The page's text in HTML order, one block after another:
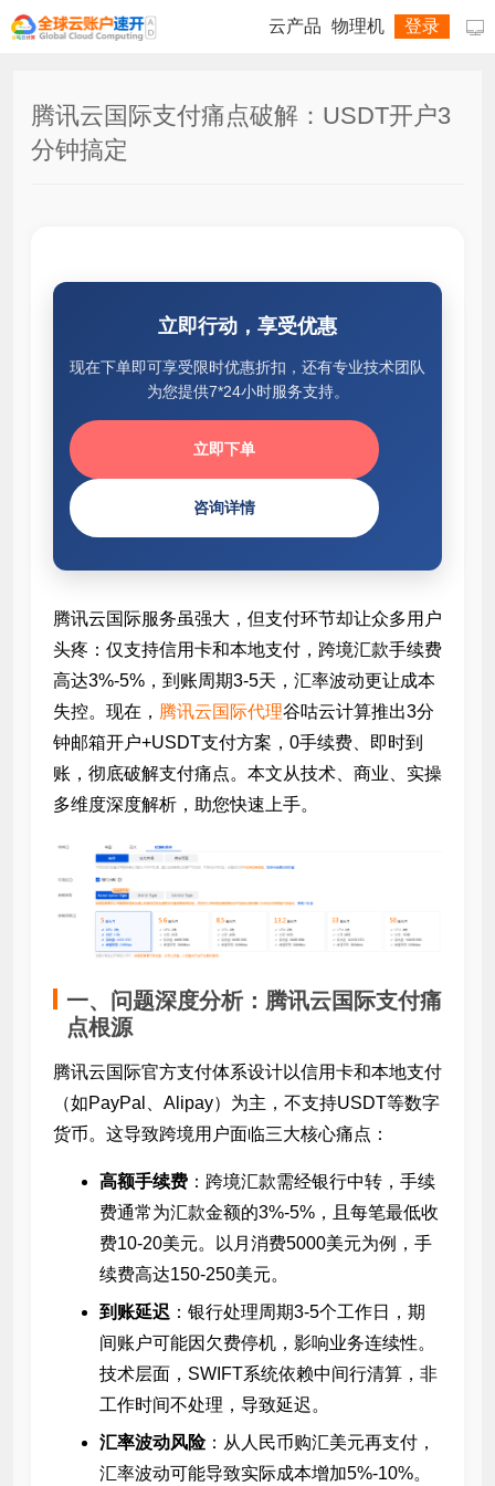

云产品 物理机 登录
腾讯云国际支付痛点破解：USDT开户3
分钟搞定
立即行动，享受优惠
现在下单即可享受限时优惠折扣，还有专业技术团队
为您提供7*24小时服务支持。
立即下单
咨询详情
腾讯云国际服务虽强大，但支付环节却让众多用户
头疼：仅支持信用卡和本地支付，跨境汇款手续费
高达3%-5%，到账周期3-5天，汇率波动更让成本
失控。现在， 腾讯云国际代理谷咕云计算推出3分
钟邮箱开户+USDT支付方案，0手续费、即时到
账，彻底破解支付痛点。本文从技术、商业、实操
多维度深度解析，助您快速上手。
一、问题深度分析：腾讯云国际支付痛
点根源
腾讯云国际官方支付体系设计以信用卡和本地支付
（如PayPal、Alipay）为主，不支持USDT等数字
货币。这导致跨境用户面临三大核心痛点：
高额手续费 ：跨境汇款需经银行中转，手续
费通常为汇款金额的3%-5%，且每笔最低收
费10-20美元。以月消费5000美元为例，手
续费高达150-250美元。
到账延迟 ：银行处理周期3-5个工作日，期
间账户可能因欠费停机，影响业务连续性。
技术层面，SWIFT系统依赖中间行清算，非
工作时间不处理，导致延迟。
汇率波动风险：从人民币购汇美元再支付，
汇率波动可能导致实际成本增加5%-10%。